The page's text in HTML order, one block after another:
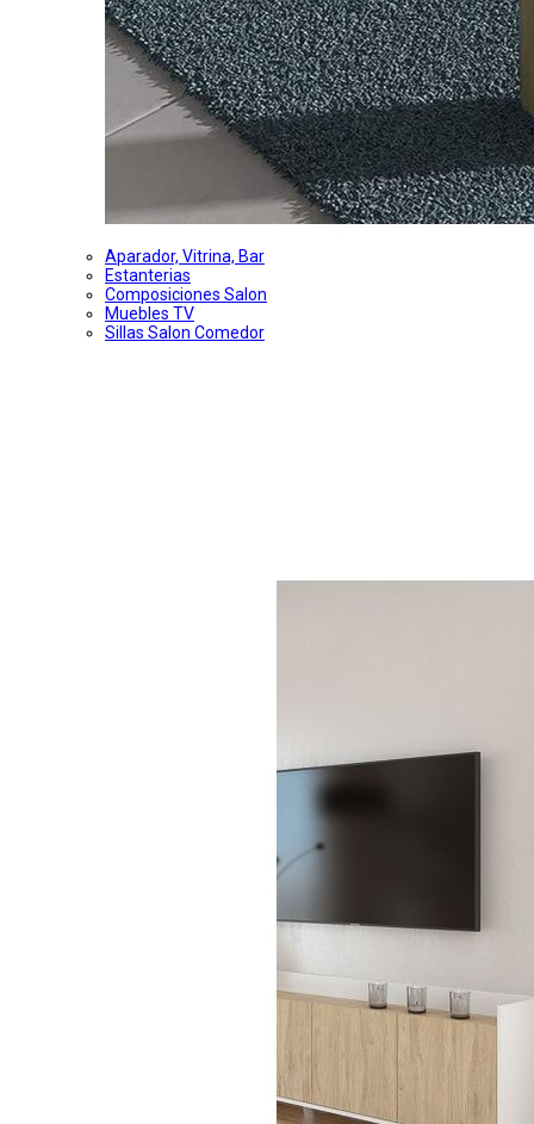
Aparador, Vitrina, Bar
Estanterias
Composiciones Salon
Muebles TV
Sillas Salon Comedor